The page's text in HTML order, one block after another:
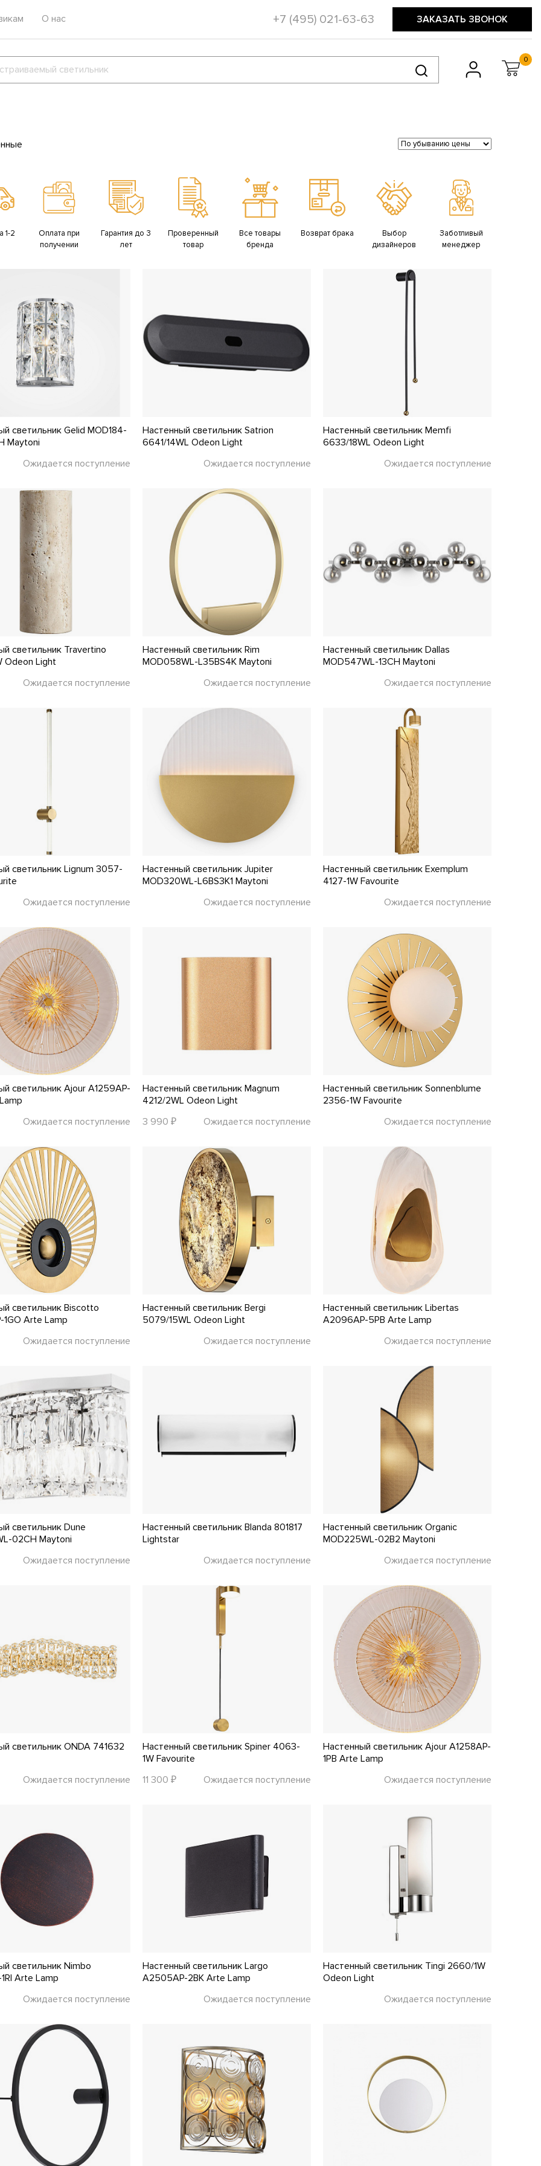
О нас +7 (495) 021-63-63 ЗАКАЗАТЬ ЗВОНОК
0
1-2
Оплата при
получении
Гарантия до 3
лет
Проверенный
товар
Все товары
бренда
Возврат брака
Выбор
дизайнеров
Заботливый
менеджер
светильник Gelid MOD184-
Maytoni
Ожидается поступление
Настенный светильник Satrion
6641/14WL Odeon Light
Ожидается поступление
Настенный светильник Memfi
6633/18WL Odeon Light
Ожидается поступление
светильник Travertino
Odeon Light
Ожидается поступление
Настенный светильник Rim
MOD058WL-L35BS4K Maytoni
Ожидается поступление
Настенный светильник Dallas
MOD547WL-13CH Maytoni
Ожидается поступление
светильник Lignum 3057-
Ожидается поступление
Настенный светильник Jupiter
MOD320WL-L6BS3K1 Maytoni
Ожидается поступление
Настенный светильник Exemplum
4127-1W Favourite
Ожидается поступление
светильник Ajour A1259AP-
Ожидается поступление
Настенный светильник Magnum
4212/2WL Odeon Light
3 990 ₽
Ожидается поступление
Настенный светильник Sonnenblume
2356-1W Favourite
Ожидается поступление
светильник Biscotto
1GO Arte Lamp
Ожидается поступление
Настенный светильник Bergi
5079/15WL Odeon Light
Ожидается поступление
Настенный светильник Libertas
A2096AP-5PB Arte Lamp
Ожидается поступление
светильник Dune
02CH Maytoni
Ожидается поступление
Настенный светильник Blanda 801817
Lightstar
Ожидается поступление
Настенный светильник Organic
MOD225WL-02B2 Maytoni
Ожидается поступление
светильник ONDA 741632
Ожидается поступление
Настенный светильник Spiner 4063-
1W Favourite
11 300 ₽
Ожидается поступление
Настенный светильник Ajour A1258AP-
1PB Arte Lamp
Ожидается поступление
светильник Nimbo
Arte Lamp
Ожидается поступление
Настенный светильник Largo
A2505AP-2BK Arte Lamp
Ожидается поступление
Настенный светильник Tingi 2660/1W
Odeon Light
Ожидается поступление